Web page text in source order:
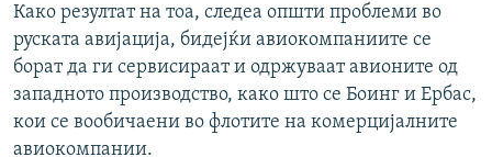
Како резултат на тоа, следеа општи проблеми во
руската авијација, бидејќи авиокомпаниите се
борат да ги сервисираат и одржуваат авионите од
западното производство, како што се Боинг и Ербас,
кои се вообичаени во флотите на комерцијалните
авиокомпании.